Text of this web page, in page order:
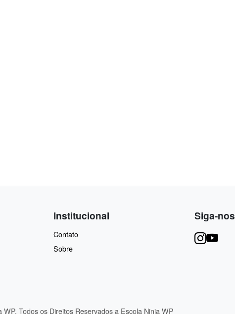
Institucional
Contato
Sobre
Siga-nos
Todos os Direitos Reservados a Escola Ninja WP